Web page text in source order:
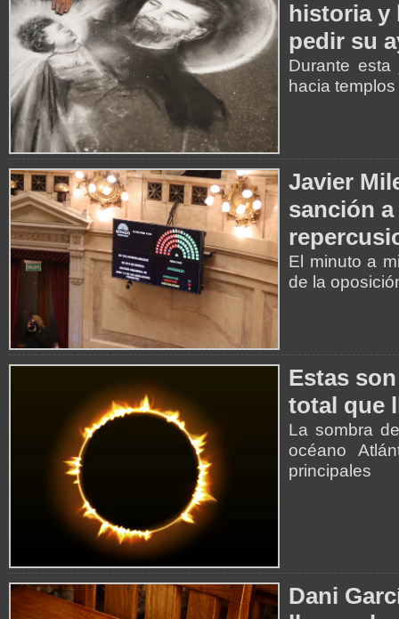
historia y
pedir su
Durante esta
hacia
Javier
sanción
El minuto a
de la
Estas
total que
La sombra
océano
principales
Dani